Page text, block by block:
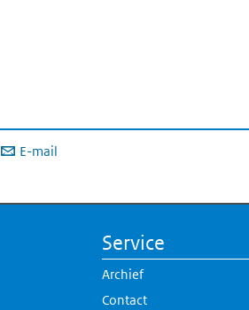
E-mail
Service
Archief
Contact